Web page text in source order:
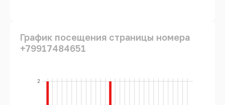
График посещения страницы номера
+79917484651
2